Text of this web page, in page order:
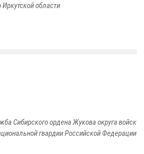
области
Сибирского ордена Жукова округа войск
гвардии Российской Федерации